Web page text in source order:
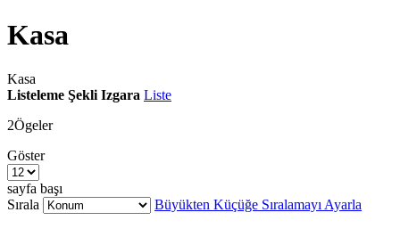
Kasa
Kasa
Listeleme Şekli Izgara Liste
2Ögeler
Göster
sayfa başı
Sırala
Büyükten Küçüğe Sıralamayı Ayarla